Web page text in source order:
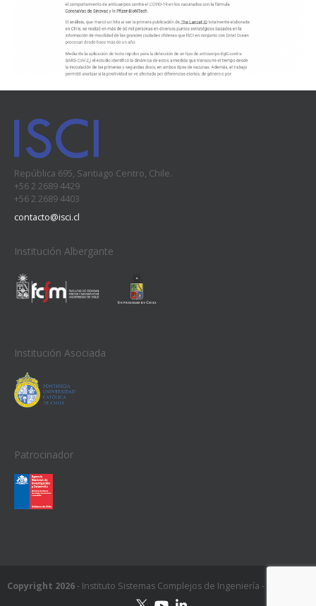
República 695, Santiago Centro, Chile.
+56 2 2689 4429
+56 2 2689 4403
contacto@isci.cl
Institución Albergante
Institución Asociada
Patrocinador
Copyright 2026- Instituto Sistemas Complejos de Ingeniería - ISCI